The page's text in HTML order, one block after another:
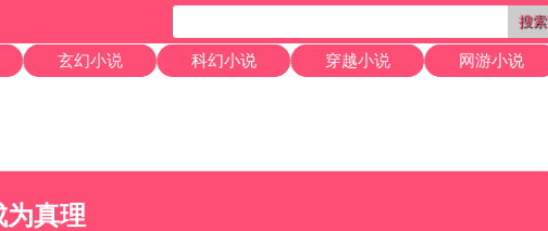
搜索
玄幻小说 科幻小说 穿越小说
网游小说
为真理